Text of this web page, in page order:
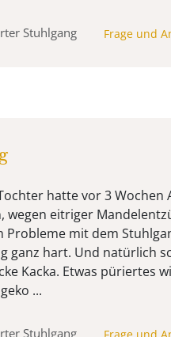
Stuhlgang Frage und
hatte vor 3 Wochen
wegen eitriger
Probleme mit dem
ganz hart. Und natürlich
Kacka. Etwas püriertes
...
Stuhlgang